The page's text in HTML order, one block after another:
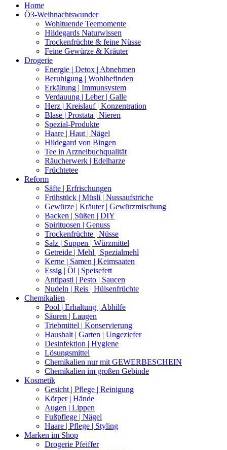
Home
Ö3-Weihnachtswunder
Wohltuende Teemomente
Hildegards Naturwissen
Trockenfrüchte & feine Nüsse
Feine Gewürze & Kräuter
Drogerie
Energie | Detox | Abnehmen
Beruhigung | Wohlbefinden
Erkältung | Immunsystem
Verdauung | Leber | Galle
Herz | Kreislauf | Konzentration
Blase | Prostata | Nieren
Spezial-Produkte
Haare | Haut | Nägel
Hildegard von Bingen
Tee in Arzneibuchqualität
Räucherwerk | Edelharze
Früchtetee
Reform
Säfte | Erfrischungen
Frühstück | Müsli | Nussaufstriche
Gewürze | Kräuter | Gewürzmischung
Backen | Süßen | DIY
Spirituosen | Genuss
Trockenfrüchte | Nüsse
Salz | Suppen | Würzmittel
Getreide | Mehl | Spezialmehl
Kerne | Samen | Keimsaaten
Essig | Öl | Speisefett
Antipasti | Pesto | Saucen
Nudeln | Reis | Hülsenfrüchte
Chemikalien
Pool | Erhaltung | Abhilfe
Säuren | Laugen
Triebmittel | Konservierung
Haushalt | Garten | Ungeziefer
Desinfektion | Hygiene
Lösungsmittel
Chemikalien nur mit GEWERBESCHEIN
Chemikalien im großen Gebinde
Kosmetik
Gesicht | Pflege | Reinigung
Körper | Hände
Augen | Lippen
Fußpflege | Nägel
Haare | Pflege | Styling
Marken im Shop
Drogerie Pfeiffer